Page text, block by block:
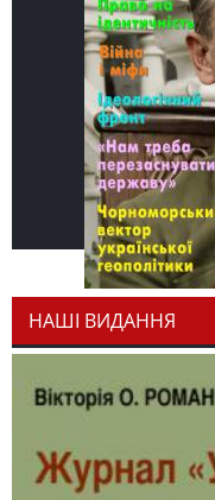
НАШІ ВИДАННЯ